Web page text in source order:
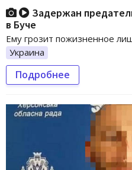
Задержан
в Буче
Ему грозит пожизненное
Украина
Подробнее